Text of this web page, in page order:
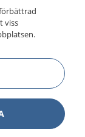
viss